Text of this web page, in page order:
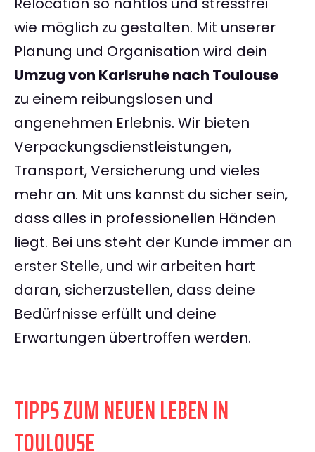
wie möglich zu gestalten. Mit unserer
Planung und Organisation wird dein
Umzug von Karlsruhe nach Toulouse
zu einem reibungslosen und
angenehmen Erlebnis. Wir bieten
Verpackungsdienstleistungen,
Transport, Versicherung und vieles
mehr an. Mit uns kannst du sicher sein,
dass alles in professionellen Händen
liegt. Bei uns steht der Kunde immer an
erster Stelle, und wir arbeiten hart
daran, sicherzustellen, dass deine
Bedürfnisse erfüllt und deine
Erwartungen übertroffen werden.
TIPPS ZUM NEUEN LEBEN IN
TOULOUSE